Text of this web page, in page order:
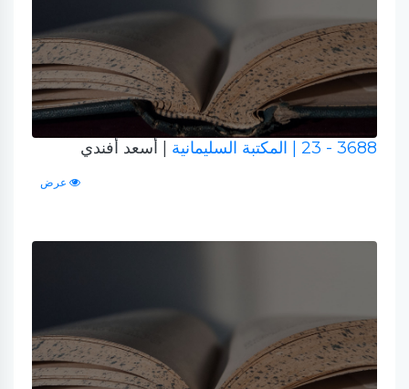
3688 - 23 | المكتبة السليمانية | أسعد أفندي
عرض